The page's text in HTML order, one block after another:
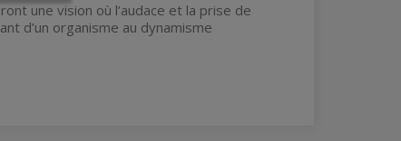
une vision où l’audace et la prise de
d’un organisme au dynamisme